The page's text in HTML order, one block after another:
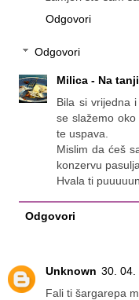
Odgovori
Odgovori
Milica - Na
Bila si vrijedna
se slažemo
te uspava.
Mislim da ćeš
konzervu
Hvala ti
Odgovori
Unknown 30. 04.
Fali ti šargarepa